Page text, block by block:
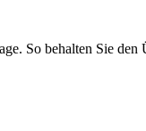
So behalten Sie